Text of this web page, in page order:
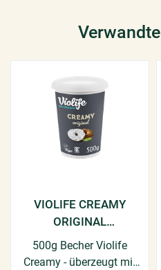
Verwandte
VIOLIFE CREAMY
ORIGINAL
FRISCHKÄSEALTERNA
TIVE
500g Becher Violife
Creamy - überzeugt mit